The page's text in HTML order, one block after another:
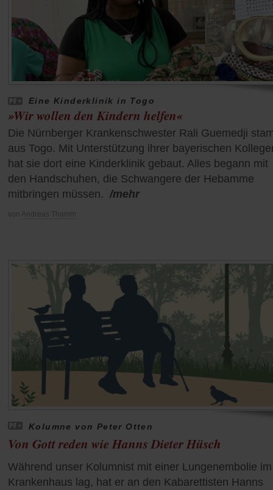
Eine Kinderklinik in Togo
»Wir wollen den Kindern helfen«
Die Nürnberger Krankenschwester Rali Guemedji
aus Togo. Mit Unterstützung ihrer bayerischen
hat sie dort eine Kinderklinik gebaut. Alles begann mit
den Handschuhen, die Schwangere der Hebamme
mitbringen müssen. /mehr
von Andreas Thamm
Kolumne von Peter Otten
Von Gott reden wie Hanns Dieter Hüsch
Während unser Kolumnist mit einer Lungenembolie im
Krankenhaus lag, hat er an den Kabarettisten Hanns